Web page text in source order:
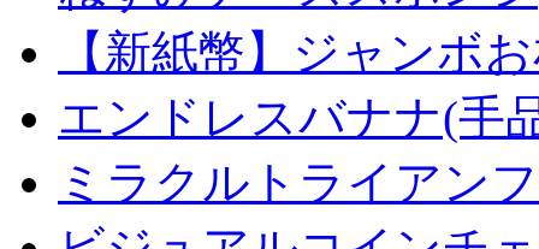
【新紙幣】ジャンボ
エンドレスバナナ(手
ミラクルトライアン